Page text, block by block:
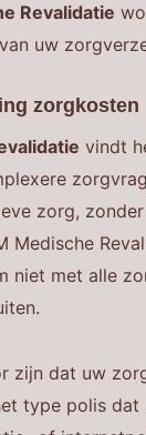
Revalidatie
uw
zorgkosten
vindt
zorg,
Medische
niet met alle
zijn dat uw
type polis dat